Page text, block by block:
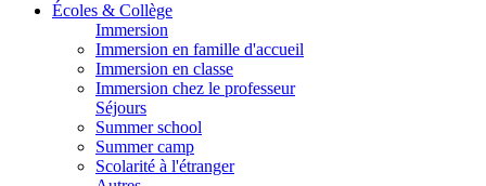
Écoles & Collège
Immersion
Immersion en famille d'accueil
Immersion en classe
Immersion chez le professeur
Séjours
Summer school
Summer camp
Scolarité à l'étranger